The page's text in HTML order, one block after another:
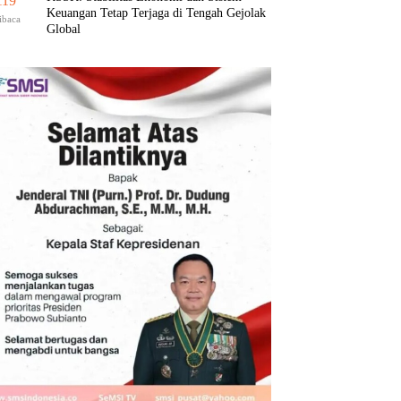
Keuangan Tetap Terjaga di Tengah Gejolak
Global